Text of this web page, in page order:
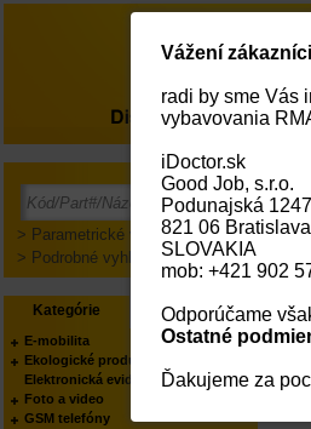
> Parametrické vyhľadávanie
> Podrobné vyhľadávanie
Kategórie Výrobcovia
E-mobilita
Ekologické produkty
Elektronická evidencia tržieb
Foto a video
GSM telefóny
Vážení zákazníci
radi by sme Vás
vybavovania
iDoctor.sk
Good Job, s.r.o.
Podunajská
821 06 Bratislava
SLOVAKIA
mob: +421 902
Odporúčame
Ostatné
Ďakujeme za